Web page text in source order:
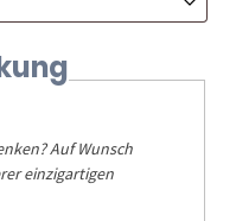
Auf Wunsch
einzigartigen